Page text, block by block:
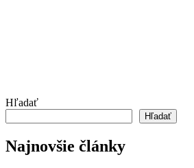
Hľadať
Hľadať
Najnovšie články